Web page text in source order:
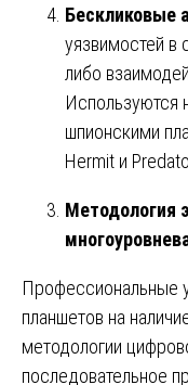
Бескликовые
уязвимостей в
либо
Используются
шпионскими
Hermit и
Методология
Профессиональные
планшетов на
методологии
последовательное